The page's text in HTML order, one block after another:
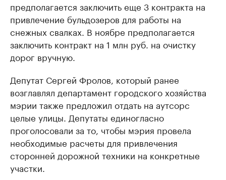
предполагается заключить еще 3 контракта на
привлечение бульдозеров для работы на
снежных свалках. В ноябре предполагается
заключить контракт на 1 млн руб. на очистку
дорог вручную.
Депутат Сергей Фролов, который ранее
возглавлял департамент городского хозяйства
мэрии также предложил отдать на аутсорс
целые улицы. Депутаты единогласно
проголосовали за то, чтобы мэрия провела
необходимые расчеты для привлечения
сторонней дорожной техники на конкретные
участки.